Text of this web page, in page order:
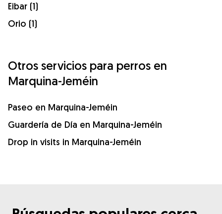
Eibar (1)
Orio (1)
Otros servicios para perros en
Marquina-Jeméin
Paseo en Marquina-Jeméin
Guardería de Día en Marquina-Jeméin
Drop in visits in Marquina-Jeméin